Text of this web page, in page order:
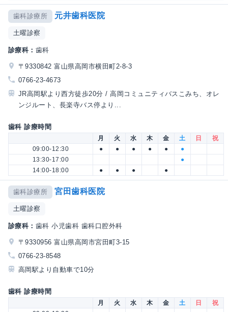
歯科診療所 元井歯科医院
土曜診察
診療科： 歯科
〒9330842 富山県高岡市横田町2-8-3
0766-23-4673
JR高岡駅より西方徒歩20分 / 高岡コミュニティバスこみち、オレ
ンジルート、長楽寺バス停より...
歯科 診療時間
月 火 水 木 金 土 日
祝
09:00-12:30
● ● ● ● ●
●
13:30-17:00
●
14:00-18:00
● ● ● ●
歯科診療所 宮田歯科医院
土曜診察
診療科： 歯科 小児歯科 歯科口腔外科
〒9330956 富山県高岡市宮田町3-15
0766-23-8548
高岡駅より自動車で10分
歯科 診療時間
月 火 水 木 金 土 日
祝